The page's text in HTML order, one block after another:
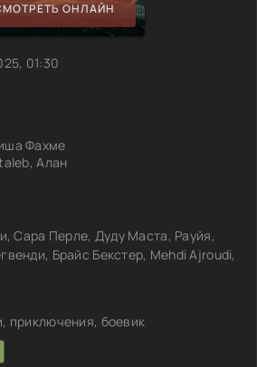
ОНЛАЙН
01:30
Фахме
Алан
Сара Перле, Дуду Маста, Рауйя,
Брайс Бекстер, Mehdi Ajroudi,
приключения, боевик